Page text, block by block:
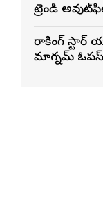
ట్రెండీ
రాకింగ్ స్టార్
మాగ్నమ్ ఓపస్‌